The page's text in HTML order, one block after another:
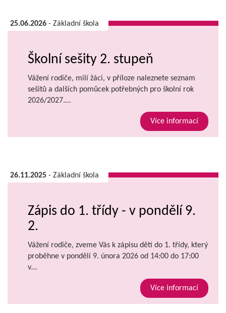
25.06.2026 - Základní škola
Školní sešity 2. stupeň
Vážení rodiče, milí žáci, v příloze naleznete seznam
sešitů a dalších pomůcek potřebných pro školní rok
2026/2027.…
Více informací
26.11.2025 - Základní škola
Zápis do 1. třídy - v pondělí 9.
2.
Vážení rodiče, zveme Vás k zápisu dětí do 1. třídy, který
proběhne v pondělí 9. února 2026 od 14:00 do 17:00
v…
Více informací